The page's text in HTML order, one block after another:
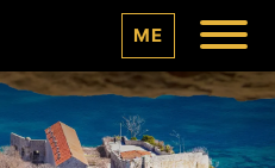
ME